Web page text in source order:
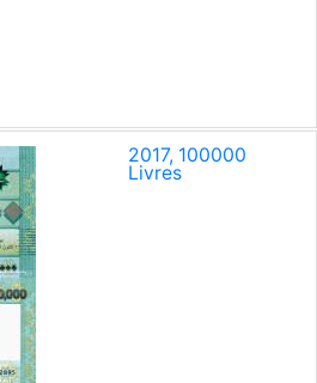
2017, 100000
Livres